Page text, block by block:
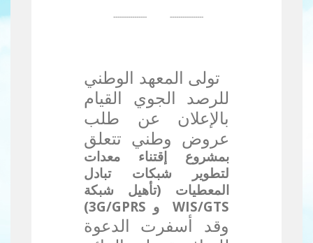
----------------
----------------
تولى المعهد الوطني
للرصد الجوي القيام
بالإعلان عن طلب
عروض وطني تتعلق
بمشروع إقتناء معدات
لتطوير شبكات تبادل
المعطيات (تأهيل شبكة
WIS/GTS
و 3G/GPRS
)
وقد أسفرت الدعوة